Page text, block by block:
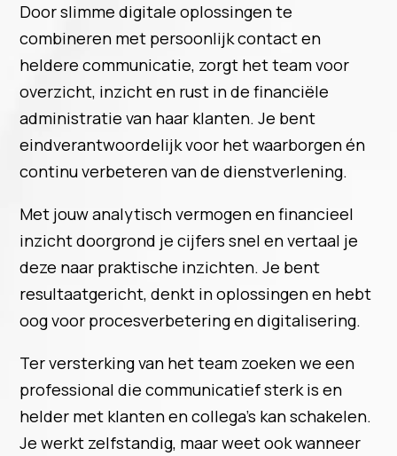
Door slimme digitale oplossingen te
combineren met persoonlijk contact en
heldere communicatie, zorgt het team voor
overzicht, inzicht en rust in de financiële
administratie van haar klanten. Je bent
eindverantwoordelijk voor het waarborgen én
continu verbeteren van de dienstverlening.
Met jouw analytisch vermogen en financieel
inzicht doorgrond je cijfers snel en vertaal je
deze naar praktische inzichten. Je bent
resultaatgericht, denkt in oplossingen en hebt
oog voor procesverbetering en digitalisering.
Ter versterking van het team zoeken we een
professional die communicatief sterk is en
helder met klanten en collega’s kan schakelen.
Je werkt zelfstandig, maar weet ook wanneer